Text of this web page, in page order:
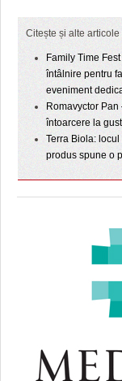
Citește și alte articole
Family Time
întâlnire pentru
eveniment
Romavyctor
întoarcere la
Terra Biola:
produs spune o